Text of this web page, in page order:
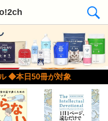
◆本日50冊が対象